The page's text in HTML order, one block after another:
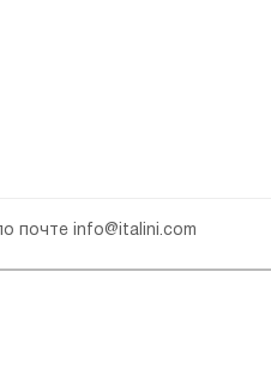
почте info@italini.com